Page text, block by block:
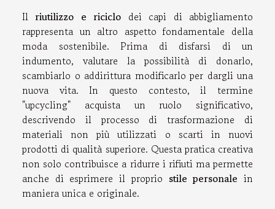
Il riutilizzo e riciclo dei capi di abbigliamento
rappresenta un altro aspetto fondamentale della
moda sostenibile. Prima di disfarsi di un
indumento, valutare la possibilità di donarlo,
scambiarlo o addirittura modificarlo per dargli una
nuova vita. In questo contesto, il termine
"upcycling" acquista un ruolo significativo,
descrivendo il processo di trasformazione di
materiali non più utilizzati o scarti in nuovi
prodotti di qualità superiore. Questa pratica creativa
non solo contribuisce a ridurre i rifiuti ma permette
anche di esprimere il proprio stile personale in
maniera unica e originale.